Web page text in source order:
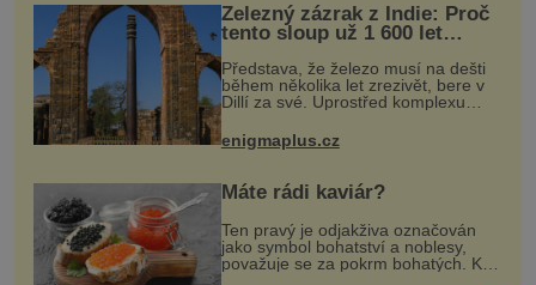
Železný zázrak z Indie: Proč
tento sloup už 1 600 let
nezná rez?
Představa, že železo musí na dešti
během několika let zrezivět, bere v
Dillí za své. Uprostřed komplexu
Qutb stojí více než sedm metrů
vysoký železný sloup, který už
přibližně 1 600 let odolává počasí
enigmaplus.cz
Máte rádi kaviár?
Ten pravý je odjakživa označován
jako symbol bohatství a noblesy,
považuje se za pokrm bohatých. K